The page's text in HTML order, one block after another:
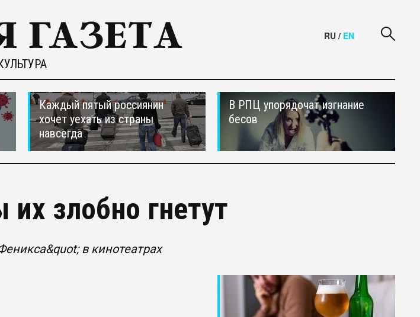
RU / EN
Каждый пятый россиянин
хочет уехать из страны
навсегда
В РПЦ упорядочат изгнание
бесов
злобно гнетут
в кинотеатрах